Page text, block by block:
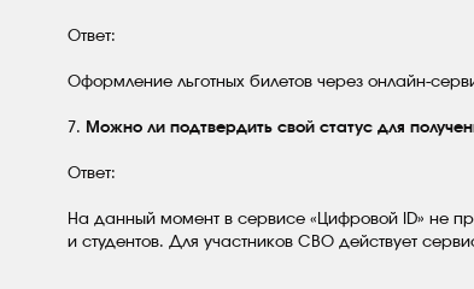
Ответ:
Оформление льготных билетов через онлайн-
7. Можно ли подтвердить свой статус для
Ответ:
На данный момент в сервисе «Цифровой ID» не
и студентов. Для участников СВО действует